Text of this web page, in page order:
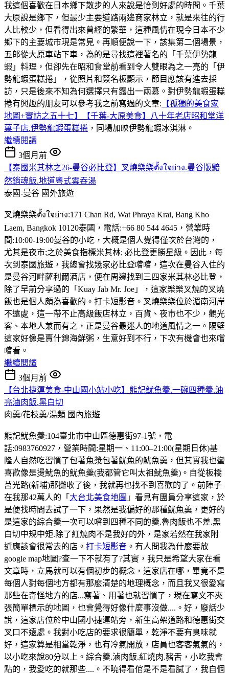
我這個喜歡在日本鄉下散步的人來說是恰到好處的時間。千葉
大原說是鄉下，但最少主要道路兩邊商家林立，就是來往的行
人比較少，但看得出來曾經的繁華，這種風情在現今日本不少
鄉下的主要城市現是常見。再順便說一下，該集第二個場景，
五郎從大原車站下車，為的是尋找這裡著名的「千葉伊勢龍
蝦」料理，但卻先在昭和食堂前看到令人雙眼為之一亮的「伊
勢龍蝦蛋糕捲」，從照片和簽名板顯示，節目應該有進去採
訪，只是後來不知為何選擇只有露出一兩慕。對伊勢龍蝦蛋糕
捲有興趣的朋友可以參考我之前寫過的文章: 【孤獨的美食家
地圖+實訪之五十七】【千葉-大原美食】八十年老店昭和堂洋
菓子店.伊勢龍蝦蛋糕捲 ，同場加映伊勢龍蝦冰淇淋。
繼續閱讀
3個月前
【泰國米其林之26-曼谷必比登】叉燒樂樂ตั้งใจย่าง.曼谷版黯
然銷魂飯.地道粵式雲吞湯
泰國-曼谷 國外旅遊
叉燒樂樂ตั้งใจย่าง:171 Chan Rd, Wat Phraya Krai, Bang Kho
Laem, Bangkok 10120泰國，電話:+66 80 544 4645，營業時
間:10:00-19:00曼谷的小吃，大概是個人覺得僅次於台灣的，
尤其是夜市;之於美食指標米其林; 必比登更勝星級。因此，每
次到泰國旅遊，我總會找幾家必比登嚐嚐，這次在曼谷入住的
是曼谷河畔薩利爾酒店，便在周邊找到三四家米其林必比登，
除了早前分享過的「Kuay Jab Mr. Joe」，這家樂樂叉燒的叉燒
飯也是個人頗為喜歡的。打卡短影音。叉燒樂樂位於湄南河岸
不遠處，這一帶不止高級飯店林立，百貨、夜市也不少，觀光
客、本地人兼而有之，正是曼谷最迷人的地道風情之一。隔壁
這家好像是賣什錦海鮮粥，生意好到不行，下次有機會也來嚐
嚐看。
繼續閱讀
3個月前
【台北捷運美食-中山國小站小吃】熊記魷魚羹.一碗四種羹.油
亮滷肉飯.黑白切
肉羹/花枝羹/湯類 國內旅遊
熊記魷魚羹:104臺北市中山區德惠街97-1號，電
話:0983760927，營業時間:星期一、11:00–21:00(星期日休)基
隆人自然吃習慣了包著魚漿包著魷魚的魷魚羹，但其實我也蠻
喜歡像是燙魷魚的魷魚羹(我都管它叫太祖魷魚羹)。自從板橋
莒光路(新埔)那攤收了後，我就再也找不到喜歡的了。前陣子
在我那42萬人的「 大台北美食地圖 」看見有團員分享這家，於
是便找時間去試了一下，果然是我偏好的那種魷魚羹，更好的
是這家的綜合羹一次可以嚐到四種不同的羹.魯肉飯也不差.黑
白切中規中矩.除了紅燒肉不是我好的外，是家若然在我家附
近應該會很常去的店。 打卡短影音 。有人問我為什麼要放
google map地圖?查一下不就有了?其實，我只是希望大家在看
文章時，立馬就可以有個初步的概念，這家店在哪，畢竟不是
每個人對每個地方都有那麼清楚的地理概念，而且我又很愛寫
那些在奇怪地方的店...寫著、用著也就習慣了，現在寫文不夾
張簡單標示的地圖，也會覺得好像什麼事沒做....。好，廢話少
說，這家店位於中山國小捷運站旁，新生高架道路和德惠街交
叉口不遠處。我對小吃店的要求很簡單，乾淨不要有臭味就
好，這家算是相當乾淨，也有冷氣開放，店員也客客氣氣的，
以小吃來說80分以上。綜合羹.滷肉飯.紅燒肉.豬舌，小吃我會
點的，我愛吃的就那些....。不曉得看倌是不是看膩了，我自個